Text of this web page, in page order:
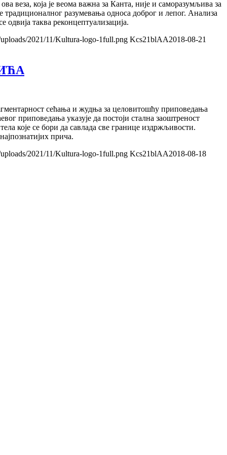
веза, која је веома важна за Канта, није и саморазумљива за
традиционалног разумевања односа доброг и лепог. Анализа
таква реконцептуализација.
2021/11/Kultura-logo-1full.png Kcs21blAA2018-08-21
сећања и жудња за целовитошћу приповедања
приповедања указује да постоји стална заоштреност
које се бори да савлада све границе издржљивости.
прича.
2021/11/Kultura-logo-1full.png Kcs21blAA2018-08-18